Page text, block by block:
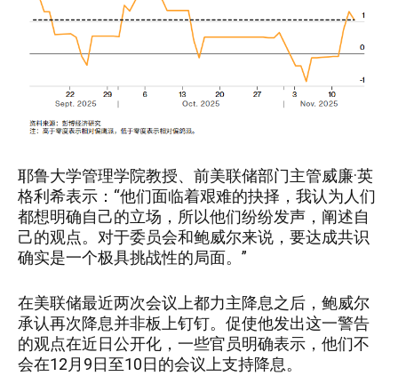
耶鲁大学管理学院教授、前美联储部门主管威廉·英
格利希表示：“他们面临着艰难的抉择，我认为人们
都想明确自己的立场，所以他们纷纷发声，阐述自
己的观点。对于委员会和鲍威尔来说，要达成共识
确实是一个极具挑战性的局面。”
在美联储最近两次会议上都力主降息之后，鲍威尔
承认再次降息并非板上钉钉。促使他发出这一警告
的观点在近日公开化，一些官员明确表示，他们不
会在12月9日至10日的会议上支持降息。